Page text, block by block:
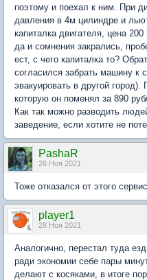
поэтому и поехал к ним. При
давления в 4м цилиндре и
капиталка двигателя, цена
да и сомнения закрались,
ест, с чего капиталка то?
согласился забрать машину к
эвакуировать в другой
которую он поменял за 890
Как так можно разводить
заведение, если хотите не
PashaR
28 Ноя 2021
Тоже отказался от этого
player1
28 Ноя 2021
Аналогично, перестал туда
ради экономии себе пары
делают с косяками, в итоге